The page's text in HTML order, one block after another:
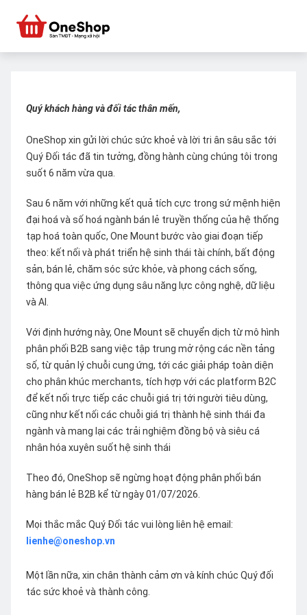
Quý khách hàng và đối tác thân mến,
OneShop xin gửi lời chúc sức khoẻ và lời tri ân sâu sắc tới
Quý Đối tác đã tin tưởng, đồng hành cùng chúng tôi trong
suốt 6 năm vừa qua.
Sau 6 năm với những kết quả tích cực trong sứ mệnh hiện
đại hoá và số hoá ngành bán lẻ truyền thống của hệ thống
tạp hoá toàn quốc, One Mount bước vào giai đoạn tiếp
theo: kết nối và phát triển hệ sinh thái tài chính, bất động
sản, bán lẻ, chăm sóc sức khỏe, và phong cách sống,
thông qua việc ứng dụng sâu năng lực công nghệ, dữ liệu
và AI.
Với định hướng này, One Mount sẽ chuyển dịch từ mô hình
phân phối B2B sang việc tập trung mở rộng các nền tảng
số, từ quản lý chuỗi cung ứng, tới các giải pháp toàn diện
cho phân khúc merchants, tích hợp với các platform B2C
để kết nối trực tiếp các chuỗi giá trị tới người tiêu dùng,
cũng như kết nối các chuỗi giá trị thành hệ sinh thái đa
ngành và mang lại các trải nghiệm đồng bộ và siêu cá
nhân hóa xuyên suốt hệ sinh thái
Theo đó, OneShop sẽ ngừng hoạt động phân phối bán
hàng bán lẻ B2B kể từ ngày 01/07/2026.
Mọi thắc mắc Quý Đối tác vui lòng liên hệ email:
lienhe@oneshop.vn
Một lần nữa, xin chân thành cảm ơn và kính chúc Quý đối
tác sức khoẻ và thành công.